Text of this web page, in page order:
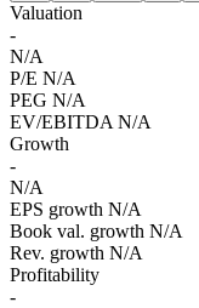
Valuation
-
N/A
P/E N/A
PEG N/A
EV/EBITDA N/A
Growth
-
N/A
EPS growth N/A
Book val. growth N/A
Rev. growth N/A
Profitability
-